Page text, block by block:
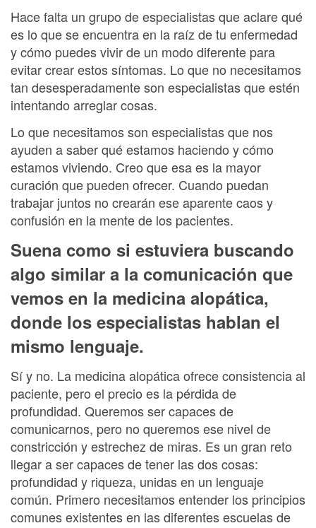
Hace falta un grupo de especialistas que aclare qué
es lo que se encuentra en la raíz de tu enfermedad
y cómo puedes vivir de un modo diferente para
evitar crear estos síntomas. Lo que no necesitamos
tan desesperadamente son especialistas que estén
intentando arreglar cosas.
Lo que necesitamos son especialistas que nos
ayuden a saber qué estamos haciendo y cómo
estamos viviendo. Creo que esa es la mayor
curación que pueden ofrecer. Cuando puedan
trabajar juntos no crearán ese aparente caos y
confusión en la mente de los pacientes.
Suena como si estuviera buscando
algo similar a la comunicación que
vemos en la medicina alopática,
donde los especialistas hablan el
mismo lenguaje.
Sí y no. La medicina alopática ofrece consistencia al
paciente, pero el precio es la pérdida de
profundidad. Queremos ser capaces de
comunicarnos, pero no queremos ese nivel de
constricción y estrechez de miras. Es un gran reto
llegar a ser capaces de tener las dos cosas:
profundidad y riqueza, unidas en un lenguaje
común. Primero necesitamos entender los principios
comunes existentes en las diferentes escuelas de